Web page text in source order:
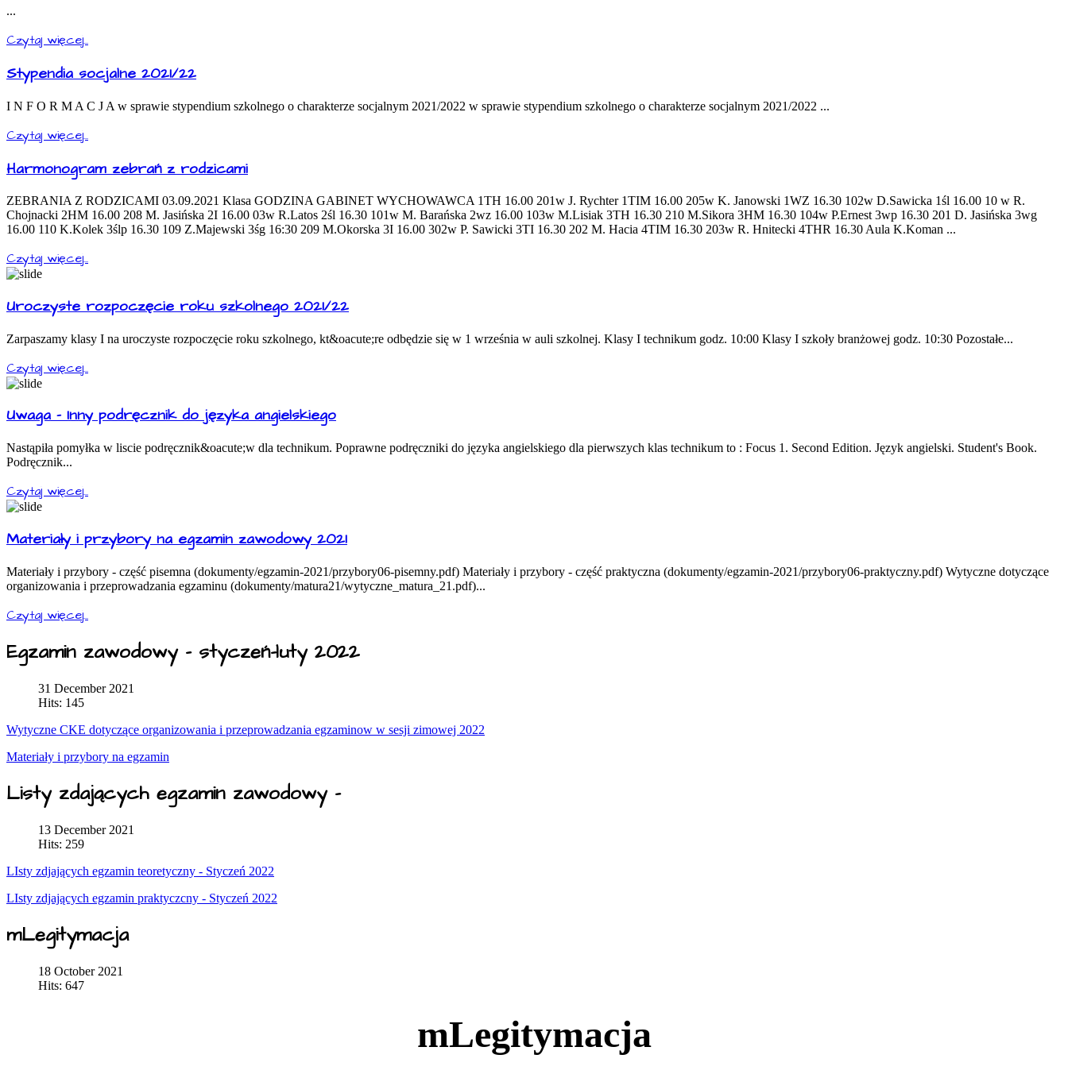
...
Czytaj więcej...
Stypendia socjalne 2021/22
I N F O R M A C J A w sprawie stypendium szkolnego o charakterze socjalnym 2021/2022 w sprawie stypendium szkolnego o charakterze socjalnym 2021/2022 ...
Czytaj więcej...
Harmonogram zebrań z rodzicami
ZEBRANIA Z RODZICAMI 03.09.2021 Klasa GODZINA GABINET WYCHOWAWCA 1TH 16.00 201w J. Rychter 1TIM 16.00 205w K. Janowski 1WZ 16.30 102w D.Sawicka 1śl 16.00 10 w R.
Chojnacki 2HM 16.00 208 M. Jasińska 2I 16.00 03w R.Latos 2śl 16.30 101w M. Barańska 2wz 16.00 103w M.Lisiak 3TH 16.30 210 M.Sikora 3HM 16.30 104w P.Ernest 3wp 16.30 201 D. Jasińska 3wg
16.00 110 K.Kolek 3ślp 16.30 109 Z.Majewski 3śg 16:30 209 M.Okorska 3I 16.00 302w P. Sawicki 3TI 16.30 202 M. Hacia 4TIM 16.30 203w R. Hnitecki 4THR 16.30 Aula K.Koman ...
Czytaj więcej...
Uroczyste rozpoczęcie roku szkolnego 2021/22
Zarpaszamy klasy I na uroczyste rozpoczęcie roku szkolnego, kt&oacute;re odbędzie się w 1 września w auli szkolnej. Klasy I technikum godz. 10:00 Klasy I szkoły branżowej godz. 10:30 Pozostałe...
Czytaj więcej...
Uwaga - Inny podręcznik do języka angielskiego
Nastąpiła pomyłka w liscie podręcznik&oacute;w dla technikum. Poprawne podręczniki do języka angielskiego dla pierwszych klas technikum to : Focus 1. Second Edition. Język angielski. Student's Book.
Podręcznik...
Czytaj więcej...
Materiały i przybory na egzamin zawodowy 2021
Materiały i przybory - część pisemna (dokumenty/egzamin-2021/przybory06-pisemny.pdf) Materiały i przybory - część praktyczna (dokumenty/egzamin-2021/przybory06-praktyczny.pdf) Wytyczne dotyczące
organizowania i przeprowadzania egzaminu (dokumenty/matura21/wytyczne_matura_21.pdf)...
Czytaj więcej...
Egzamin zawodowy - styczeń-luty 2022
31 December 2021
Hits: 145
Wytyczne CKE dotyczące organizowania i przeprowadzania egzaminow w sesji zimowej 2022
Materiały i przybory na egzamin
Listy zdających egzamin zawodowy -
13 December 2021
Hits: 259
LIsty zdjających egzamin teoretyczny - Styczeń 2022
LIsty zdjających egzamin praktyczcny - Styczeń 2022
mLegitymacja
18 October 2021
Hits: 647
mLegitymacja